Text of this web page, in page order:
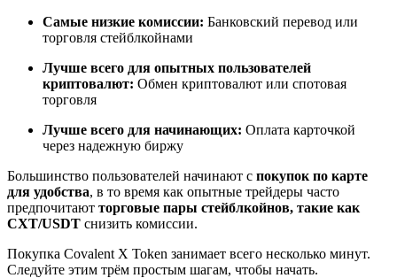
Информация
Анализ больших данных, включая торговую информацию
и т. д.
Самые низкие комиссии: Банковский перевод или
торговля стейблкойнами
Лучше всего для опытных пользователей
криптовалют: Обмен криптовалют или спотовая
торговля
Лучше всего для начинающих: Оплата карточкой
через надежную биржу
Большинство пользователей начинают с покупок по карте
для удобства, в то время как опытные трейдеры часто
предпочитают торговые пары стейблкойнов, такие как
CXT/USDT снизить комиссии.
Покупка Covalent X Token занимает всего несколько минут.
Следуйте этим трём простым шагам, чтобы начать.